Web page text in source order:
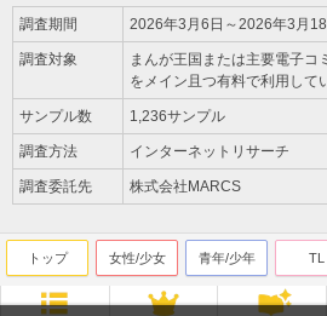
調査期間 2026年3月6日～2026年3月18
調査対象
まんが王国または主要電子コ
をメイン且つ有料で利用して
サンプル数 1,236サンプル
調査方法 インターネットリサーチ
調査委託先 株式会社MARCS
トップ 女性/少女 青年/少年 TL